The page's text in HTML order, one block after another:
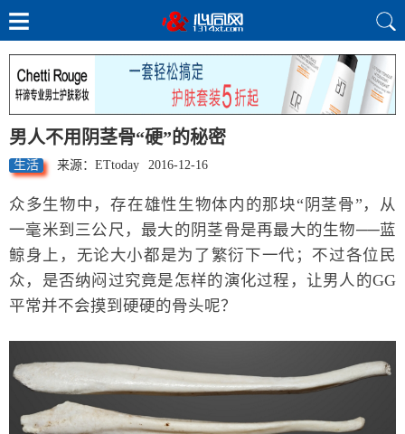
男人不用阴茎骨“硬”的秘密
生活 来源：ETtoday 2016-12-16
众多生物中，存在雄性生物体内的那块“阴茎骨”，从
一毫米到三公尺，最大的阴茎骨是再最大的生物──蓝
鲸身上，无论大小都是为了繁衍下一代；不过各位民
众，是否纳闷过究竟是怎样的演化过程，让男人的GG
平常并不会摸到硬硬的骨头呢？